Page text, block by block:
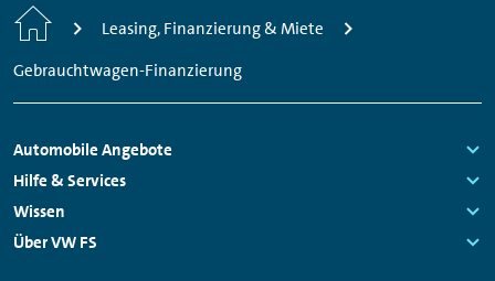
StartseiteLeasing, Finanzierung & Miete
Gebrauchtwagen-Finanzierung
Fußzeilen
Navigation
Automobile Angebote
Links:
Hilfe & Services
Links:
Wissen
Links:
Über VW FS